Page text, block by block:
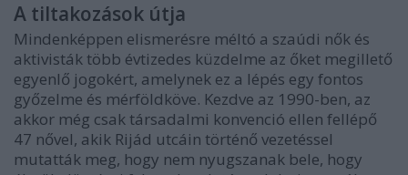
A tiltakozások útja
Mindenképpen elismerésre méltó a szaúdi nők és
aktivisták több évtizedes küzdelme az őket megillető
egyenlő jogokért, amelynek ez a lépés egy fontos
győzelme és mérföldköve. Kezdve az 1990-ben, az
akkor még csak társadalmi konvenció ellen fellépő
47 nővel, akik Rijád utcáin történő vezetéssel
mutatták meg, hogy nem nyugszanak bele, hogy